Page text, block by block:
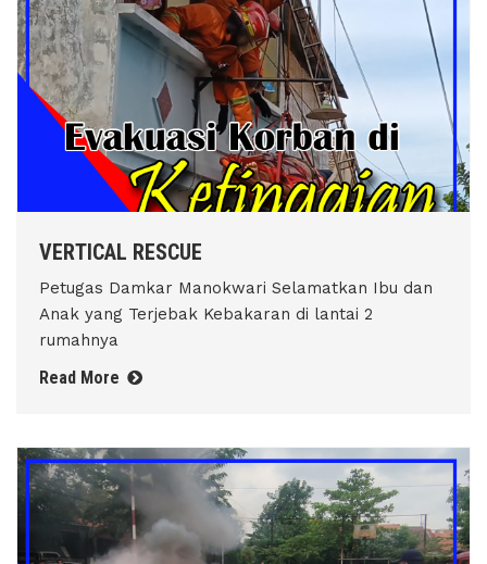
VERTICAL RESCUE
Petugas Damkar Manokwari Selamatkan Ibu dan
Anak yang Terjebak Kebakaran di lantai 2
rumahnya
Read More